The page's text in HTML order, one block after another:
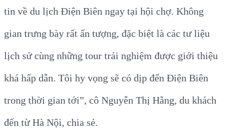
tin về du lịch Điện Biên ngay tại hội chợ. Không
gian trưng bày rất ấn tượng, đặc biệt là các tư liệu
lịch sử cùng những tour trải nghiệm được giới thiệu
khá hấp dẫn. Tôi hy vọng sẽ có dịp đến Điện Biên
trong thời gian tới”, cô Nguyễn Thị Hằng, du khách
đến từ Hà Nội, chia sẻ.